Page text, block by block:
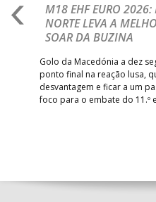
M18 EHF EURO
NORTE LEVA A
SOAR DA BUZINA
Golo da Macedónia a dez
ponto final na reação lusa,
desvantagem e ficar a um
foco para o embate do 11.º